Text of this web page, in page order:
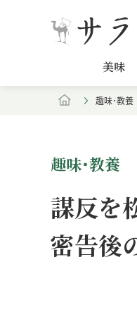
美味
趣味･教養
趣味･教養
謀反を
密告後